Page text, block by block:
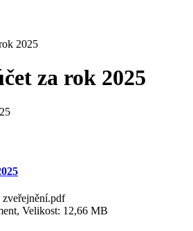
2025
za rok 2025
zveřejnění.pdf
Velikost: 12,66 MB